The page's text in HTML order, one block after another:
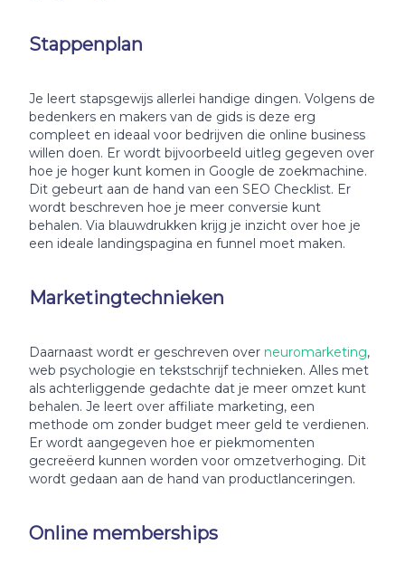
Stappenplan
Je leert stapsgewijs allerlei handige dingen. Volgens de
bedenkers en makers van de gids is deze erg
compleet en ideaal voor bedrijven die online business
willen doen. Er wordt bijvoorbeeld uitleg gegeven over
hoe je hoger kunt komen in Google de zoekmachine.
Dit gebeurt aan de hand van een SEO Checklist. Er
wordt beschreven hoe je meer conversie kunt
behalen. Via blauwdrukken krijg je inzicht over hoe je
een ideale landingspagina en funnel moet maken.
Marketingtechnieken
Daarnaast wordt er geschreven over neuromarketing,
web psychologie en tekstschrijf technieken. Alles met
als achterliggende gedachte dat je meer omzet kunt
behalen. Je leert over affiliate marketing, een
methode om zonder budget meer geld te verdienen.
Er wordt aangegeven hoe er piekmomenten
gecreëerd kunnen worden voor omzetverhoging. Dit
wordt gedaan aan de hand van productlanceringen.
Online memberships